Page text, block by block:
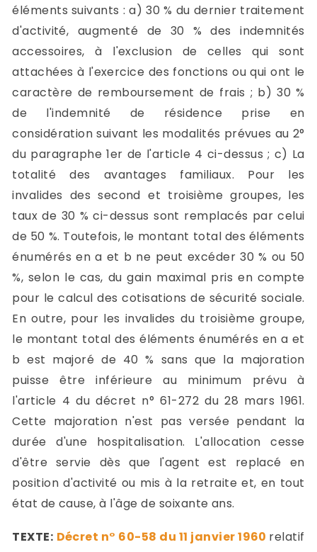
éléments suivants : a) 30 % du dernier traitement
d'activité, augmenté de 30 % des indemnités
accessoires, à l'exclusion de celles qui sont
attachées à l'exercice des fonctions ou qui ont le
caractère de remboursement de frais ; b) 30 %
de l'indemnité de résidence prise en
considération suivant les modalités prévues au 2°
du paragraphe 1er de l'article 4 ci-dessus ; c) La
totalité des avantages familiaux. Pour les
invalides des second et troisième groupes, les
taux de 30 % ci-dessus sont remplacés par celui
de 50 %. Toutefois, le montant total des éléments
énumérés en a et b ne peut excéder 30 % ou 50
%, selon le cas, du gain maximal pris en compte
pour le calcul des cotisations de sécurité sociale.
En outre, pour les invalides du troisième groupe,
le montant total des éléments énumérés en a et
b est majoré de 40 % sans que la majoration
puisse être inférieure au minimum prévu à
l'article 4 du décret n° 61-272 du 28 mars 1961.
Cette majoration n'est pas versée pendant la
durée d'une hospitalisation. L'allocation cesse
d'être servie dès que l'agent est replacé en
position d'activité ou mis à la retraite et, en tout
état de cause, à l'âge de soixante ans.
TEXTE: Décret n° 60-58 du 11 janvier 1960 relatif